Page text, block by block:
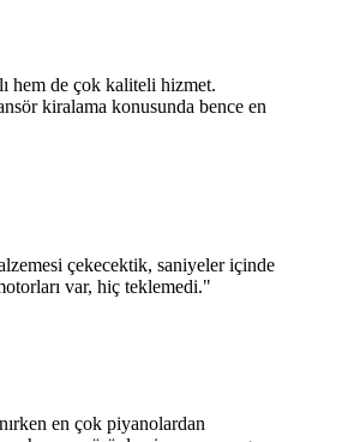
hem de çok kaliteli hizmet.
kiralama konusunda bence en
çekecektik, saniyeler içinde
var, hiç teklemedi."
en çok piyanolardan